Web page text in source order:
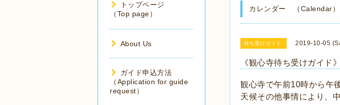
カレンダー （Calendar）
待ち受けガイド 2019-10-05
《観心寺待ち受けガイド》
観心寺で午前10時から午
天候その他事情により、
トップページ
（Top page）
About Us
ガイド申込方法
（Application for guide
request）